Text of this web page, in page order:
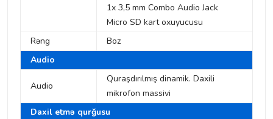
1x 3,5 mm Combo Audio Jack
Micro SD kart oxuyucusu
Rəng
Boz
Audio
Audio
Quraşdırılmış dinamik. Daxili
mikrofon massivi
Daxil etmə qurğusu